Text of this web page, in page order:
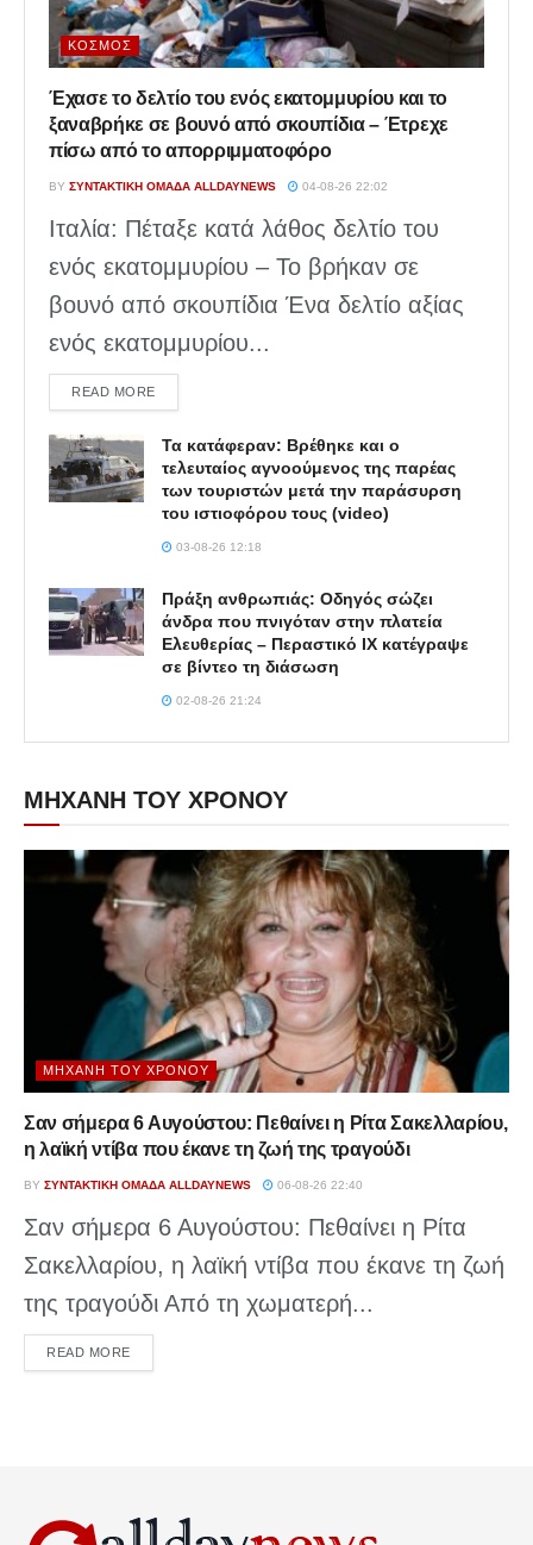
ΚΌΣΜΟΣ
Έχασε το δελτίο του ενός εκατομμυρίου και το
ξαναβρήκε σε βουνό από σκουπίδια – Έτρεχε
πίσω από το απορριμματοφόρο
BY ΣΥΝΤΑΚΤΙΚΉ ΟΜΆΔΑ ALLDAYNEWS 04-08-26 22:02
Ιταλία: Πέταξε κατά λάθος δελτίο του
ενός εκατομμυρίου – Το βρήκαν σε
βουνό από σκουπίδια Ένα δελτίο αξίας
ενός εκατομμυρίου...
READ MOREDETAILS
Τα κατάφεραν: Βρέθηκε και ο
τελευταίος αγνοούμενος της παρέας
των τουριστών μετά την παράσυρση
του ιστιοφόρου τους (video)
03-08-26 12:18
Πράξη ανθρωπιάς: Οδηγός σώζει
άνδρα που πνιγόταν στην πλατεία
Ελευθερίας – Περαστικό ΙΧ κατέγραψε
σε βίντεο τη διάσωση
02-08-26 21:24
ΜΗΧΑΝΗ ΤΟΥ ΧΡΟΝΟΥ
ΜΗΧΑΝΉ ΤΟΥ ΧΡΌΝΟΥ
Σαν σήμερα 6 Αυγούστου: Πεθαίνει η Ρίτα Σακελλαρίου,
η λαϊκή ντίβα που έκανε τη ζωή της τραγούδι
BY ΣΥΝΤΑΚΤΙΚΉ ΟΜΆΔΑ ALLDAYNEWS 06-08-26 22:40
Σαν σήμερα 6 Αυγούστου: Πεθαίνει η Ρίτα
Σακελλαρίου, η λαϊκή ντίβα που έκανε τη ζωή
της τραγούδι Από τη χωματερή...
READ MOREDETAILS